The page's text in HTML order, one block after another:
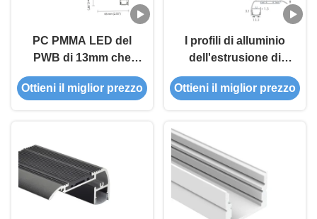
PC PMMA LED del
PWB di 13mm che
accende sabbiatura
del gesso del muro a
Ottieni il miglior prezzo
I profili di alluminio
dell'estrusione di
Opal Anodized
H27.5mm LED
Ottieni il miglior prezzo